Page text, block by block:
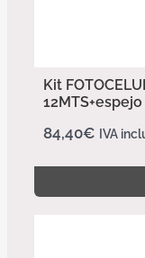
Kit
12MTS+espejo
84,40€ IVA